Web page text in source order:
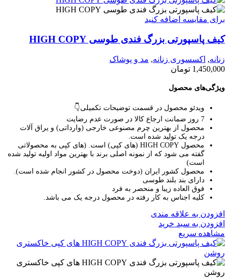
برای مقایسه اضافه کنید
کیف پاسپورتی بزرگ فندی طوسی HIGH COPY
زنانه, اکسسوری زنانه, مد و پوشاک
1,450,000 تومان
ویژگی‌های محصول
ویدئو محصول در قسمت توضیحات تکمیلی👇
7 روز ضمانت ارجاع کالا در صورت عدم رضایت
محصول از بهترین چرم مصنوعی خارجی (وارداتی) و یراق آلات
درجه یک تولید شده است.
محصول HIGH COPY (های کپی) است.
(های کپی به محصولاتی
گفته می شود که از نمونه اصلی برند با بهترین مواد اولیه تولید شده
است)
محصول کشور ایران (دوخت محصول در کشور انجام شده است).
دارای بند بلند طوسی
فوق العاده زیبا و منحصر به فرد
کلیه اجناس به کار رفته در محصول درجه یک می باشد.
افزودن به علاقه مندی
افزودن به سبد خرید
مشاهده سریع